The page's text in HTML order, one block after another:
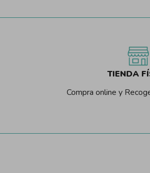
TIENDA
Compra online y